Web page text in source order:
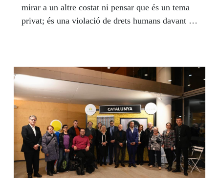
mirar a un altre costat ni pensar que és un tema
privat; és una violació de drets humans davant la
proporciona tenir ocupació”.